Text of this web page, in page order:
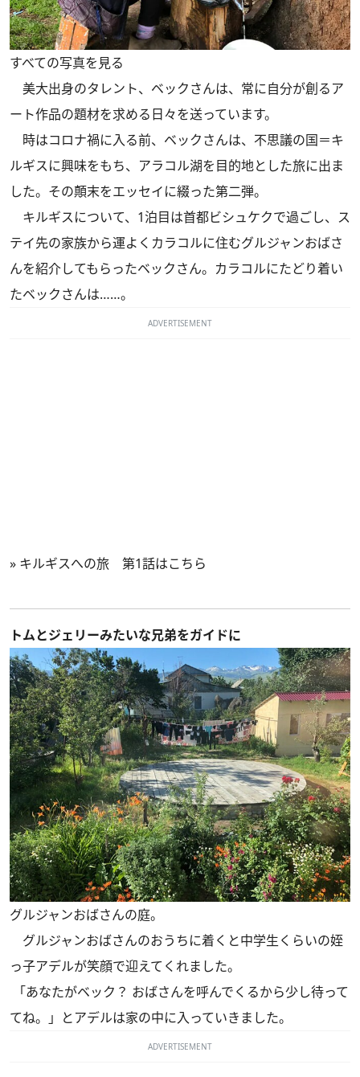
すべての写真を見る
美大出身のタレント、ベックさんは、常に自分が創るア
ート作品の題材を求める日々を送っています。
時はコロナ禍に入る前、ベックさんは、不思議の国＝キ
ルギスに興味をもち、アラコル湖を目的地とした旅に出ま
した。その顛末をエッセイに綴った第二弾。
キルギスについて、1泊目は首都ビシュケクで過ごし、ス
テイ先の家族から運よくカラコルに住むグルジャンおばさ
んを紹介してもらったベックさん。カラコルにたどり着い
たベックさんは……。
ADVERTISEMENT
» キルギスへの旅 第1話はこちら
トムとジェリーみたいな兄弟をガイドに
グルジャンおばさんの庭。
グルジャンおばさんのおうちに着くと中学生くらいの姪
っ子アデルが笑顔で迎えてくれました。
「あなたがベック？ おばさんを呼んでくるから少し待って
てね。」とアデルは家の中に入っていきました。
ADVERTISEMENT